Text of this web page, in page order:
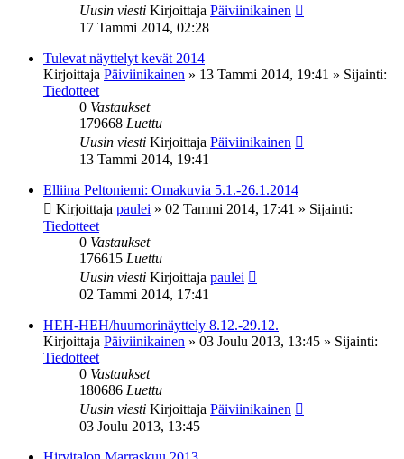
Uusin viesti Kirjoittaja Päiviinikainen
17 Tammi 2014, 02:28
Tulevat näyttelyt kevät 2014
Kirjoittaja Päiviinikainen » 13 Tammi 2014, 19:41 » Sijainti:
Tiedotteet
0 Vastaukset
179668 Luettu
Uusin viesti Kirjoittaja Päiviinikainen
13 Tammi 2014, 19:41
Elliina Peltoniemi: Omakuvia 5.1.-26.1.2014
Kirjoittaja paulei » 02 Tammi 2014, 17:41 » Sijainti:
Tiedotteet
0 Vastaukset
176615 Luettu
Uusin viesti Kirjoittaja paulei
02 Tammi 2014, 17:41
HEH-HEH/huumorinäyttely 8.12.-29.12.
Kirjoittaja Päiviinikainen » 03 Joulu 2013, 13:45 » Sijainti:
Tiedotteet
0 Vastaukset
180686 Luettu
Uusin viesti Kirjoittaja Päiviinikainen
03 Joulu 2013, 13:45